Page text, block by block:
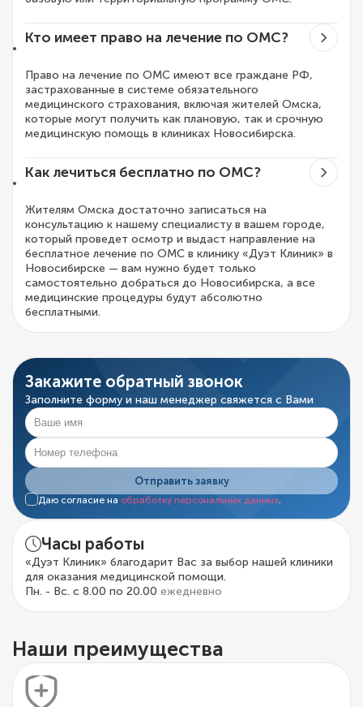
Кто имеет право на лечение по ОМС?
Право на лечение по ОМС имеют все граждане РФ,
застрахованные в системе обязательного
медицинского страхования, включая жителей Омска,
которые могут получить как плановую, так и срочную
медицинскую помощь в клиниках Новосибирска.
Как лечиться бесплатно по ОМС?
Жителям Омска достаточно записаться на
консультацию к нашему специалисту в вашем городе,
который проведет осмотр и выдаст направление на
бесплатное лечение по ОМС в клинику «Дуэт Клиник» в
Новосибирске — вам нужно будет только
самостоятельно добраться до Новосибирска, а все
медицинские процедуры будут абсолютно
бесплатными.
Закажите обратный звонок
Заполните форму и наш менеджер свяжется с Вами
Отправить заявку
Даю согласие на обработку персональных данных
Часы работы
«Дуэт Клиник» благодарит Вас за выбор нашей клиники
для оказания медицинской помощи.
Пн. - Вс. с 8.00 по 20.00 ежедневно
Наши преимущества